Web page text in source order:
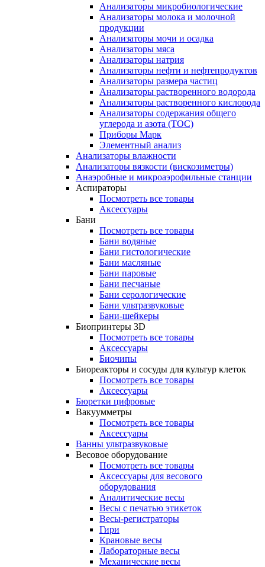
Анализаторы микробиологические
Анализаторы молока и молочной
продукции
Анализаторы мочи и осадка
Анализаторы мяса
Анализаторы натрия
Анализаторы нефти и нефтепродуктов
Анализаторы размера частиц
Анализаторы растворенного водорода
Анализаторы растворенного кислорода
Анализаторы содержания общего
углерода и азота (ТОС)
Приборы Марк
Элементный анализ
Анализаторы влажности
Анализаторы вязкости (вискозиметры)
Анаэробные и микроаэрофильные станции
Аспираторы
Посмотреть все товары
Аксессуары
Бани
Посмотреть все товары
Бани водяные
Бани гистологические
Бани масляные
Бани паровые
Бани песчаные
Бани серологические
Бани ультразвуковые
Бани-шейкеры
Биопринтеры 3D
Посмотреть все товары
Аксессуары
Биочипы
Биореакторы и сосуды для культур клеток
Посмотреть все товары
Аксессуары
Бюретки цифровые
Вакуумметры
Посмотреть все товары
Аксессуары
Ванны ультразвуковые
Весовое оборудование
Посмотреть все товары
Аксессуары для весового
оборудования
Аналитические весы
Весы с печатью этикеток
Весы-регистраторы
Гири
Крановые весы
Лабораторные весы
Механические весы